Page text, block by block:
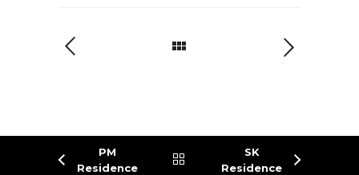
PM
Residence
SK
Residence